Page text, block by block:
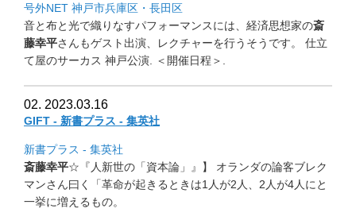
号外NET 神戸市兵庫区・長田区
音と布と光で織りなすパフォーマンスには、経済思想家の斎
藤幸平さんもゲスト出演、レクチャーを行うそうです。 仕立
て屋のサーカス 神戸公演. ＜開催日程＞.
02. 2023.03.16
GIFT - 新書プラス - 集英社
新書プラス - 集英社
斎藤幸平☆『人新世の「資本論」』】 オランダの論客ブレク
マンさん曰く「革命が起きるときは1人が2人、 2人が4人にと
一挙に増えるもの。